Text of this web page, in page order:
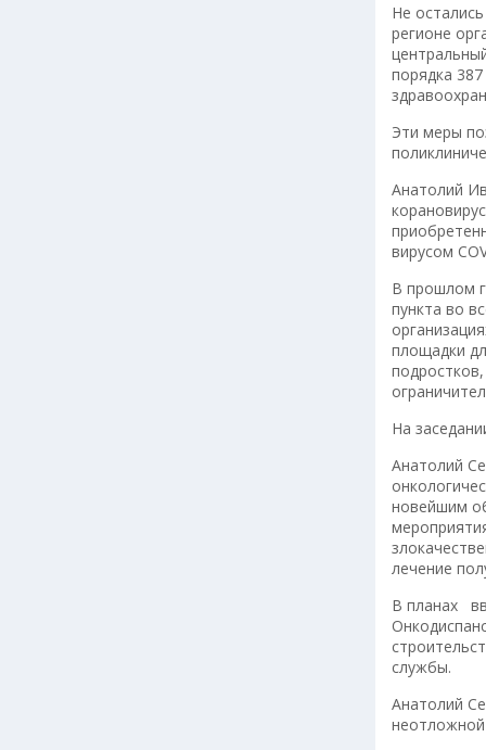
Не
регионе
порядка
Эти меры
Анатолий
вирусом
В прошлом
пункта во
площадки
На
Анатолий
новейшим
лечение
В планах
службы.
Анатолий